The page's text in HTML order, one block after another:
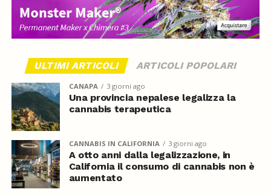
ULTIMI ARTICOLI ARTICOLI POPOLARI
CANAPA 3 giorni ago
Una provincia nepalese legalizza la
cannabis terapeutica
CANNABIS IN CALIFORNIA 3 giorni ago
A otto anni dalla legalizzazione, in
California il consumo di cannabis non è
aumentato